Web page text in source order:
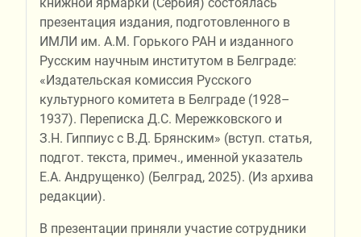
презентация издания, подготовленного в
ИМЛИ им. А.М. Горького РАН и изданного
Русским научным институтом в Белграде:
«Издательская комиссия Русского
культурного комитета в Белграде (1928–
1937). Переписка Д.С. Мережковского и
З.Н. Гиппиус с В.Д. Брянским» (вступ. статья,
подгот. текста, примеч., именной указатель
Е.А. Андрущенко) (Белград, 2025). (Из архива
редакции).
В презентации приняли участие сотрудники